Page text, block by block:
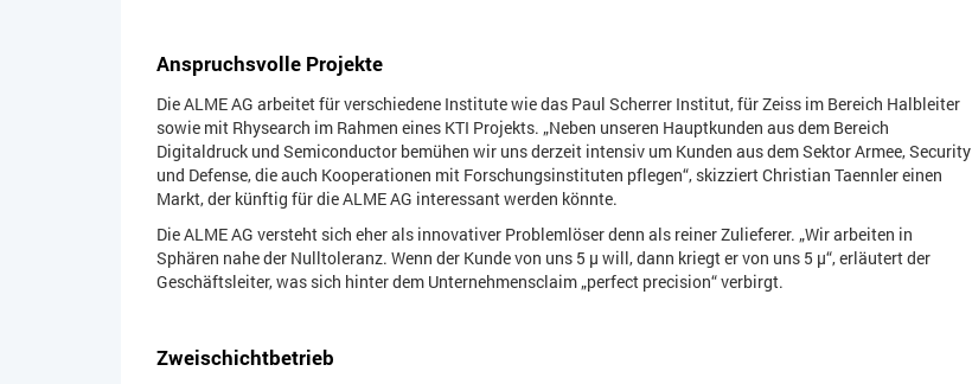
Anspruchsvolle Projekte
Die ALME AG arbeitet für verschiedene Institute wie das Paul Scherrer Institut, für Zeiss im Bereich Halbleiter
sowie mit Rhysearch im Rahmen eines KTI Projekts. „Neben unseren Hauptkunden aus dem Bereich
Digitaldruck und Semiconductor bemühen wir uns derzeit intensiv um Kunden aus dem Sektor Armee, Security
und Defense, die auch Kooperationen mit Forschungsinstituten pflegen“, skizziert Christian Taennler einen
Markt, der künftig für die ALME AG interessant werden könnte.
Die ALME AG versteht sich eher als innovativer Problemlöser denn als reiner Zulieferer. „Wir arbeiten in
Sphären nahe der Nulltoleranz. Wenn der Kunde von uns 5 µ will, dann kriegt er von uns 5 µ“, erläutert der
Geschäftsleiter, was sich hinter dem Unternehmensclaim „perfect precision“ verbirgt.
Zweischichtbetrieb